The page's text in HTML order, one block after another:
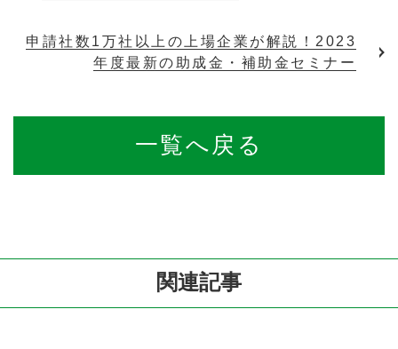
一覧へ戻る
申請社数1万社以上の上場企業が解説！2023
年度最新の助成金・補助金セミナー
関連記事